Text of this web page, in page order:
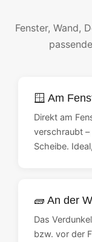
Fenster, Wand,
🪟 Am
Direkt am
verschraubt
Scheibe.
🧱 An der
Das
bzw. vor der